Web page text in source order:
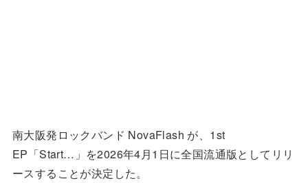
南大阪発ロックバンド NovaFlash が、1st
EP「Start…」を2026年4月1日に全国流通版としてリリ
ースすることが決定した。